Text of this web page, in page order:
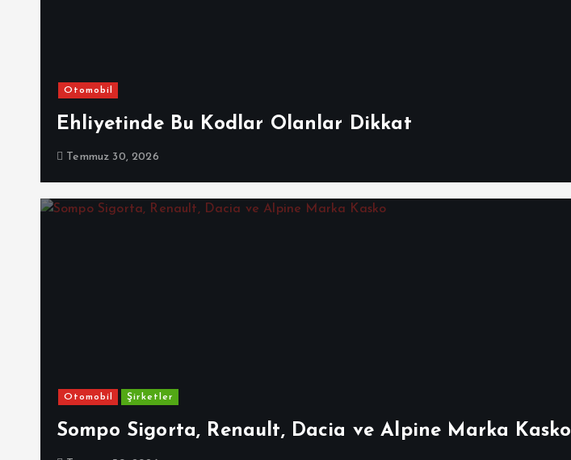
Otomobil
Ehliyetinde Bu Kodlar Olanlar Dikkat
Temmuz 30, 2026
Otomobil Şirketler
Sompo Sigorta, Renault, Dacia ve Alpine Marka Kasko